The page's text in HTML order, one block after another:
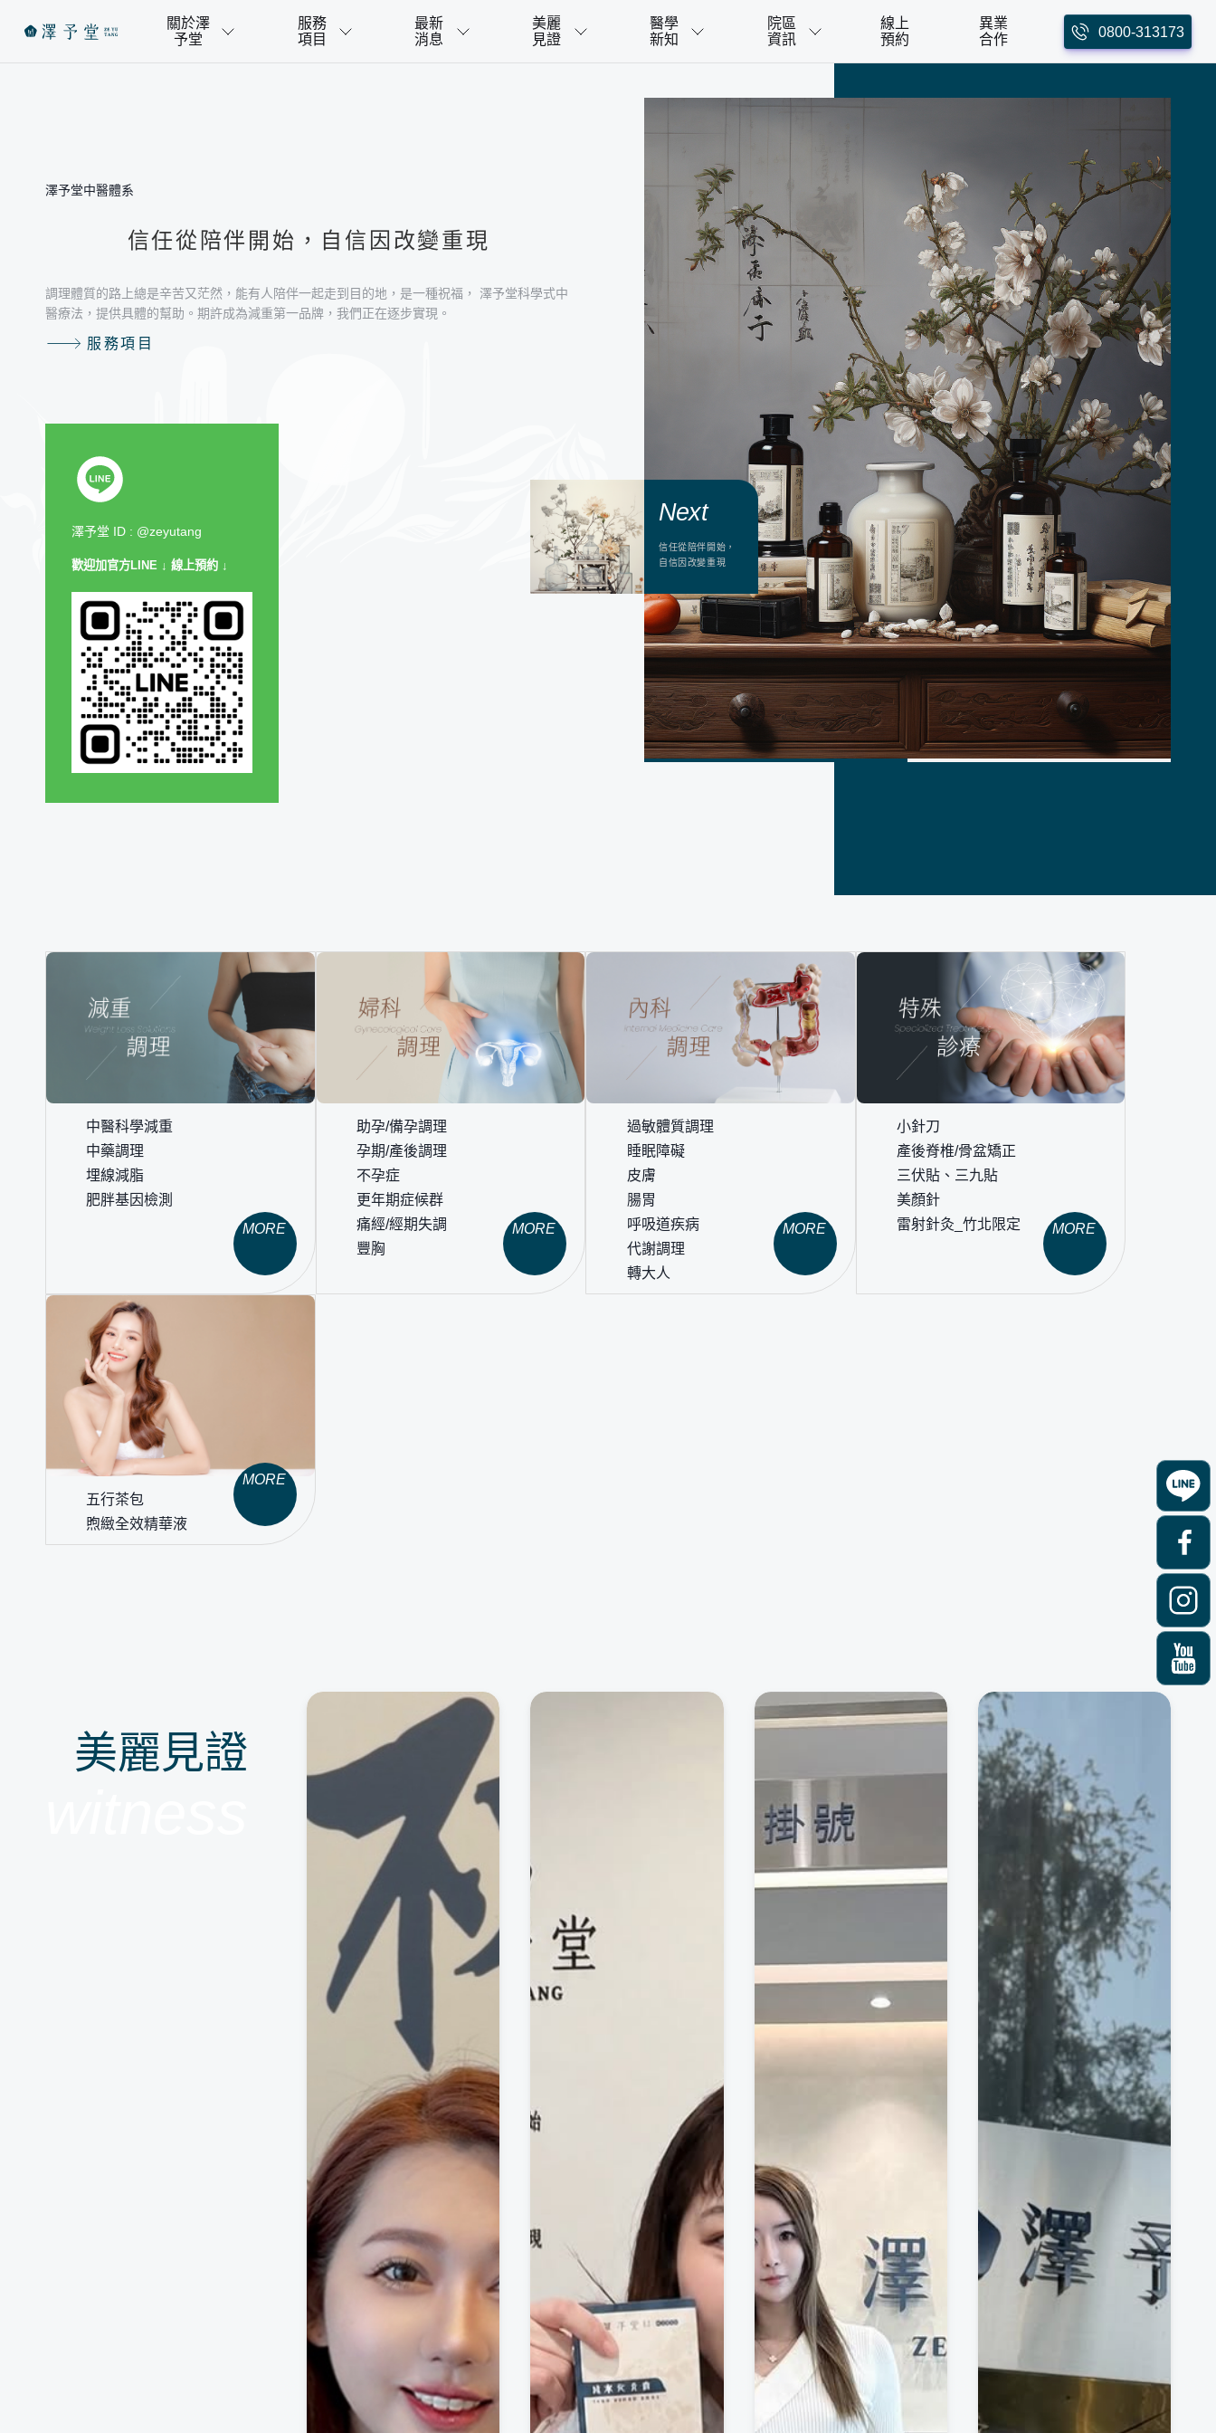
關於澤
予堂
服務
項目
最新
消息
美麗
見證
醫學
新知
院區
資訊
線上
預約
異業
合作
0800-313173
澤予堂中醫體系
信任從陪伴開始，自信因改變重現
調理體質的路上總是辛苦又茫然，能有人陪伴一起走到目的地，是一種祝福， 澤予堂科學式中
醫療法，提供具體的幫助。期許成為減重第一品牌，我們正在逐步實現。
服務項目
澤予堂 ID : @zeyutang
歡迎加官方LINE ↓ 線上預約 ↓
Next
信任從陪伴開始，
自信因改變重現
Next
一個人無助，一群
人相助
中醫科學減重
中藥調理
埋線減脂
肥胖基因檢測
MORE
助孕/備孕調理
孕期/產後調理
不孕症
更年期症候群
痛經/經期失調
豐胸
MORE
過敏體質調理
睡眠障礙
皮膚
腸胃
呼吸道疾病
代謝調理
轉大人
MORE
小針刀
產後脊椎/骨盆矯正
三伏貼、三九貼
美顏針
雷射針灸_竹北限定
MORE
五行茶包
煦緻全效精華液
MORE
美麗見證